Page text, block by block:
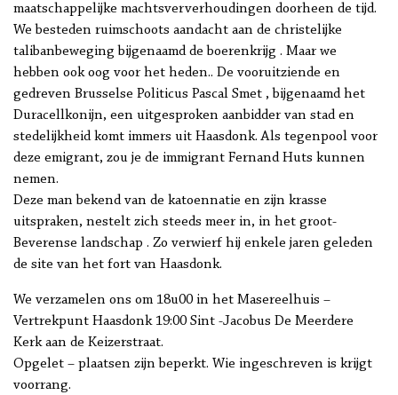
maatschappelijke machtsververhoudingen doorheen de tijd.
We besteden ruimschoots aandacht aan de christelijke
talibanbeweging bijgenaamd de boerenkrijg . Maar we
hebben ook oog voor het heden.. De vooruitziende en
gedreven Brusselse Politicus Pascal Smet , bijgenaamd het
Duracellkonijn, een uitgesproken aanbidder van stad en
stedelijkheid komt immers uit Haasdonk. Als tegenpool voor
deze emigrant, zou je de immigrant Fernand Huts kunnen
nemen.
Deze man bekend van de katoennatie en zijn krasse
uitspraken, nestelt zich steeds meer in, in het groot-
Beverense landschap . Zo verwierf hij enkele jaren geleden
de site van het fort van Haasdonk.
We verzamelen ons om 18u00 in het Masereelhuis –
Vertrekpunt Haasdonk 19:00 Sint -Jacobus De Meerdere
Kerk aan de Keizerstraat.
Opgelet – plaatsen zijn beperkt. Wie ingeschreven is krijgt
voorrang.